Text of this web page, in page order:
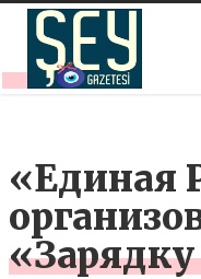
«Единая
«Зарядку